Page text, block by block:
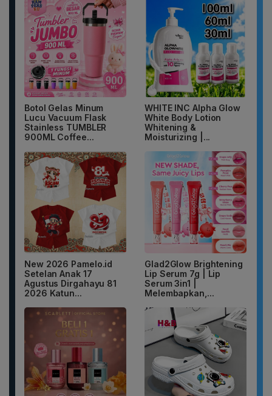
Botol Gelas Minum
Lucu Vacuum Flask
Stainless TUMBLER
900ML Coffee...
WHITE INC Alpha Glow
White Body Lotion
Whitening &
Moisturizing |...
New 2026 Pamelo.id
Setelan Anak 17
Agustus Dirgahayu 81
2026 Katun...
Glad2Glow Brightening
Lip Serum 7g | Lip
Serum 3in1 |
Melembapkan,...